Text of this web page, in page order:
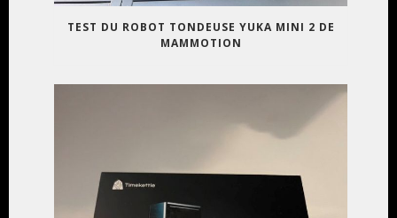
TEST DU ROBOT TONDEUSE YUKA MINI 2 DE
MAMMOTION